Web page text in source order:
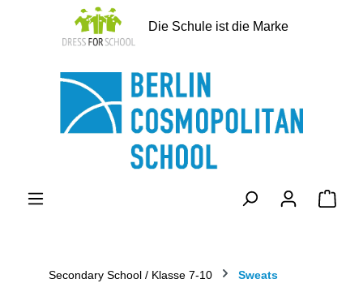
springen
Die Schule ist die Marke
Secondary School / Klasse 7-10 Sweats